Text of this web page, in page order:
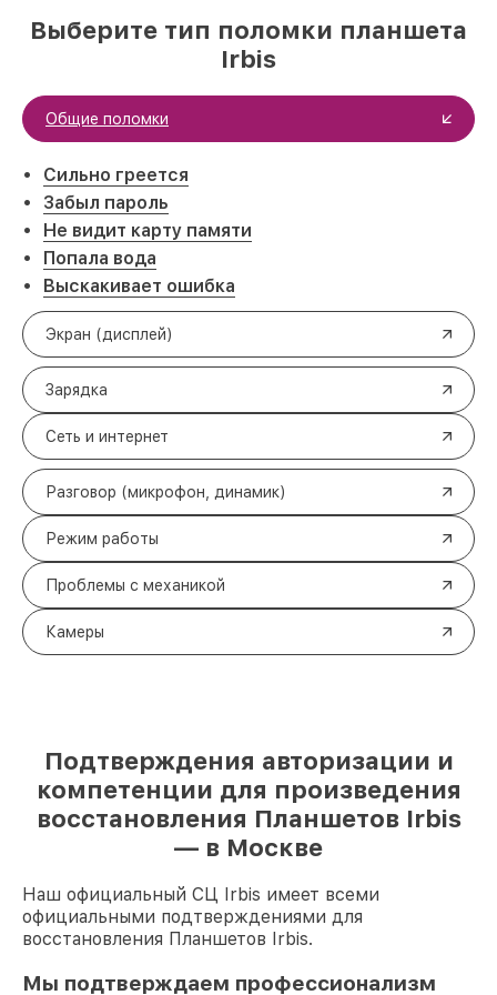
Выберите тип поломки планшета
Irbis
Общие поломки
Сильно греется
Забыл пароль
Не видит карту памяти
Попала вода
Выскакивает ошибка
Экран (дисплей)
Зарядка
Сеть и интернет
Разговор (микрофон, динамик)
Режим работы
Проблемы с механикой
Камеры
Подтверждения авторизации и
компетенции для произведения
восстановления Планшетов Irbis
— в Москве
Наш официальный СЦ Irbis имеет всеми
официальными подтверждениями для
восстановления Планшетов Irbis.
Мы подтверждаем профессионализм